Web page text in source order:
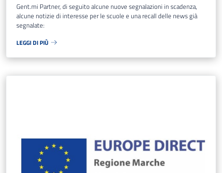
Gent.mi Partner, di seguito alcune nuove segnalazioni in scadenza,
alcune notizie di interesse per le scuole e una recall delle news già
segnalate:
LEGGI DI PIÙ